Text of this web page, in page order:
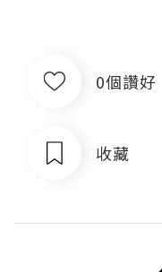
0個讚好
收藏